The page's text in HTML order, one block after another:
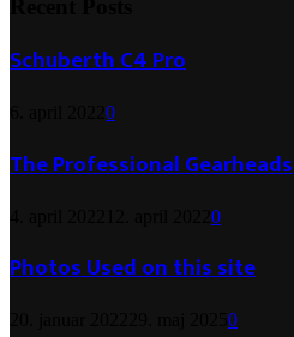
Schuberth C4 Pro
0
The Professional Gearheads
0
Photos Used on this site
0